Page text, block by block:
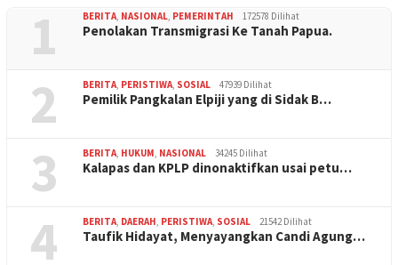
1 BERITA NASIONAL PEMERINTAH 172578 Dilihat
Penolakan Transmigrasi Ke Tanah Papua.
2 BERITA PERISTIWA SOSIAL 47939 Dilihat
Pemilik Pangkalan Elpiji yang di Sidak B…
3 BERITA HUKUM NASIONAL 34245 Dilihat
Kalapas dan KPLP dinonaktifkan usai petu…
4 BERITA DAERAH PERISTIWA SOSIAL 21542 Dilihat
Taufik Hidayat, Menyayangkan Candi Agung…